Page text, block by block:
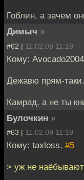
Гоблин, а зачем
Димыч »
#62 | 11.02.09 11:19
Кому:
Дежавю прям-таки.
Камрад, а не ты
Булочкин »
#63 | 11.02.09 11:19
Кому: taxloss, #5
> уж не